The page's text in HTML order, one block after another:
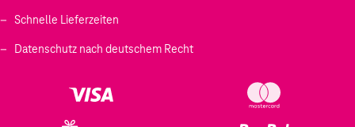
Schnelle Lieferzeiten
Datenschutz nach deutschem Recht